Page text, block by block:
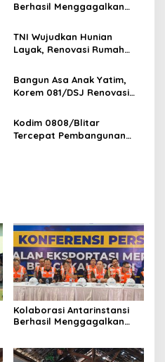
Berhasil Menggagalkan
3,4 Ton Merkuri Cair
TNI Wujudkan Hunian
Layak, Renovasi Rumah
Bangun Asa Anak Yatim,
Korem 081/DSJ Renovasi
Kodim 0808/Blitar
Tercepat Pembangunan
Kolaborasi Antarinstansi
Berhasil Menggagalkan